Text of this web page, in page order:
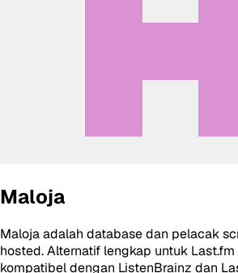
Maloja
Maloja adalah database dan pelacak
hosted. Alternatif lengkap untuk
kompatibel dengan ListenBrainz dan